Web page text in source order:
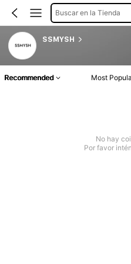
Buscar en la Tienda
SSMYSH
Recommended Most
No hay
Por favor